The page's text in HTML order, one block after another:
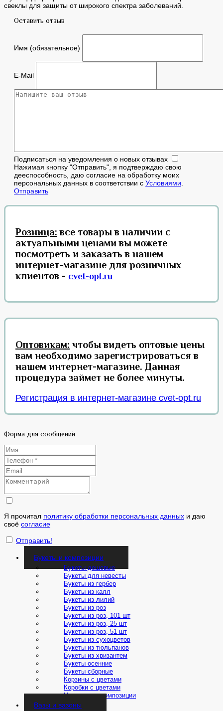
свеклы для защиты от широкого спектра заболеваний.
Оставить отзыв
Имя (обязательное)
E-Mail
Подписаться на уведомления о новых отзывах
Нажимая кнопку "Отправить", я подтверждаю свою
дееспособность, даю согласие на обработку моих
персональных данных в соответствии с Условиями.
Отправить
Розница: все товары в наличии с
актуальными ценами вы можете
посмотреть и заказать в нашем
интернет-магазине для розничных
клиентов - cvet-opt.ru
Оптовикам: чтобы видеть оптовые цены
вам необходимо зарегистрироваться в
нашем интернет-магазине. Данная
процедура займет не более минуты.
Регистрация в интернет-магазине cvet-opt.ru
Форма для сообщений
Я прочитал политику обработки персональных данных и даю
своё согласие
Отправить!
Букеты и композиции
Букеты дешевые
Букеты для невесты
Букеты из гербер
Букеты из калл
Букеты из лилий
Букеты из роз
Букеты из роз, 101 шт
Букеты из роз, 25 шт
Букеты из роз, 51 шт
Букеты из сухоцветов
Букеты из тюльпанов
Букеты из хризантем
Букеты осенние
Букеты сборные
Корзины с цветами
Коробки с цветами
Новогодние композиции
Вазы и вазоны